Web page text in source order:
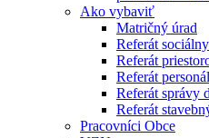
Ako vybaviť
Matričný úrad
Referát
Referát
Referát
Referát správy
Referát
Pracovníci Obce